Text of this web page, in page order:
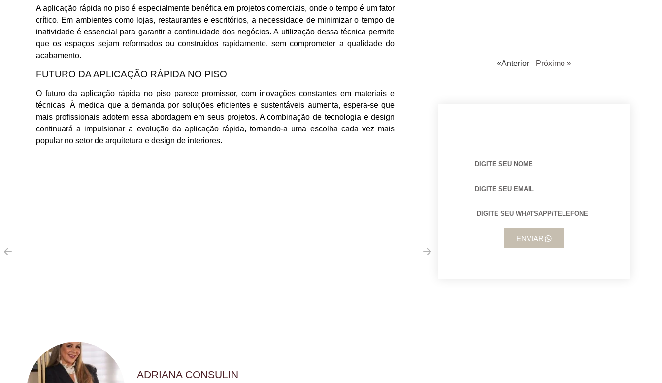
A aplicação rápida no piso é especialmente benéfica em projetos comerciais, onde o tempo é um fator
crítico. Em ambientes como lojas, restaurantes e escritórios, a necessidade de minimizar o tempo de
inatividade é essencial para garantir a continuidade dos negócios. A utilização dessa técnica permite
que os espaços sejam reformados ou construídos rapidamente, sem comprometer a qualidade do
acabamento.
FUTURO DA APLICAÇÃO RÁPIDA NO PISO
O futuro da aplicação rápida no piso parece promissor, com inovações constantes em materiais e
técnicas. À medida que a demanda por soluções eficientes e sustentáveis aumenta, espera-se que
mais profissionais adotem essa abordagem em seus projetos. A combinação de tecnologia e design
continuará a impulsionar a evolução da aplicação rápida, tornando-a uma escolha cada vez mais
popular no setor de arquitetura e design de interiores.
ADRIANA CONSULIN
«Anterior Próximo »
ENVIAR